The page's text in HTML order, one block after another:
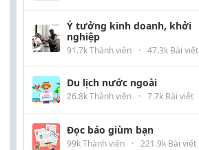
Ý tưởng kinh doanh, khởi
nghiệp
91.7k Thành viên · 47.3k Bài viết
Du lịch nước ngoài
26.8k Thành viên · 7.7k Bài viết
Đọc báo giùm bạn
99k Thành viên · 221.9k Bài viết